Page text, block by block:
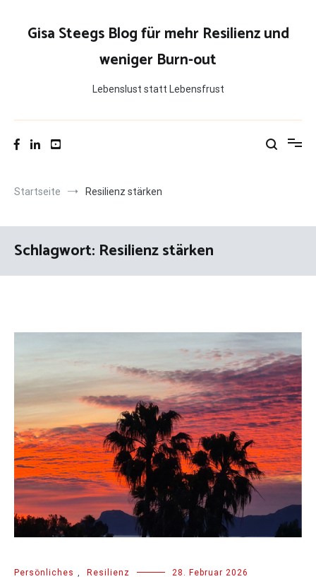
springenGisa Steegs Blog für mehr Resilienz und
weniger Burn-out
Lebenslust statt Lebensfrust
Startseite Resilienz stärken
Schlagwort: Resilienz stärken
Persönliches Resilienz 28. Februar 2026